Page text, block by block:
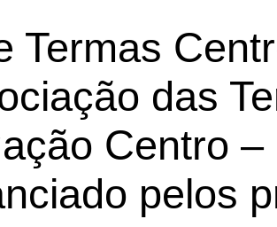
Termas
das
Centro
pelos